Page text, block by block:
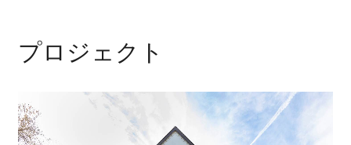
プロジェクト